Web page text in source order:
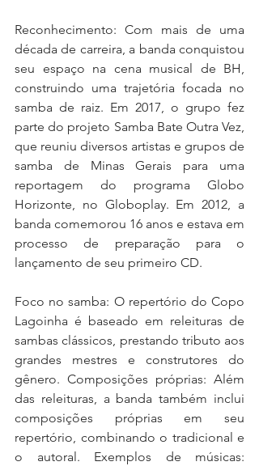
Reconhecimento: Com mais de uma
década de carreira, a banda conquistou
seu espaço na cena musical de BH,
construindo uma trajetória focada no
samba de raiz. Em 2017, o grupo fez
parte do projeto Samba Bate Outra Vez,
que reuniu diversos artistas e grupos de
samba de Minas Gerais para uma
reportagem do programa Globo
Horizonte, no Globoplay. Em 2012, a
banda comemorou 16 anos e estava em
processo de preparação para o
lançamento de seu primeiro CD.
Foco no samba: O repertório do Copo
Lagoinha é baseado em releituras de
sambas clássicos, prestando tributo aos
grandes mestres e construtores do
gênero. Composições próprias: Além
das releituras, a banda também inclui
composições próprias em seu
repertório, combinando o tradicional e
o autoral. Exemplos de músicas: